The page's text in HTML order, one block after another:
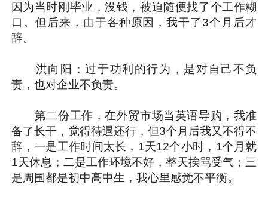
因为当时刚毕业，没钱，被迫随便找了个工作糊
口。但后来，由于各种原因，我干了3个月后才
辞。
洪向阳：过于功利的行为，是对自己不负
责，也对企业不负责。
第二份工作，在外贸市场当英语导购，我准
备了长干，觉得待遇还行，但3个月后我又不得不
辞，一是工作时间太长，1天12个小时，1个月就
1天休息；二是工作环境不好，整天挨骂受气；三
是周围都是初中高中生，我心里感觉不平衡。